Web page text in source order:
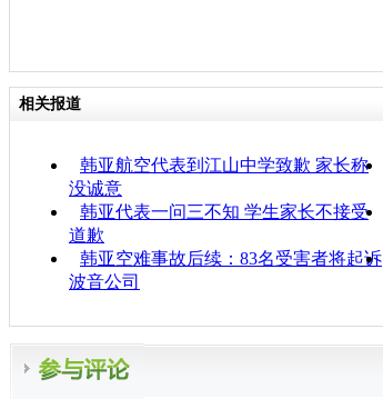
相关报道
韩亚航空代表到江山中学致歉 家长称
没诚意
韩亚代表一问三不知 学生家长不接受
道歉
韩亚空难事故后续：83名受害者将起诉
波音公司